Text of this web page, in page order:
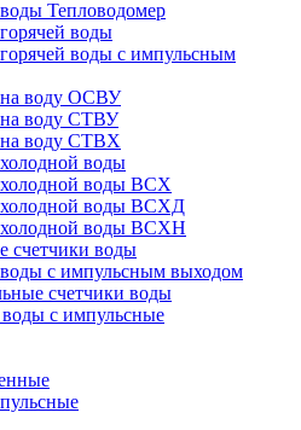
Тепловодомер
воды
воды с импульсным
воду ОСВУ
воду СТВУ
воду СТВХ
воды
воды ВСХ
воды ВСХД
воды ВСХН
счетчики воды
с импульсным выходом
счетчики воды
с импульсные